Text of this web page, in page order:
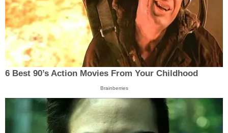
6 Best 90’s Action Movies From Your Childhood
Brainberries